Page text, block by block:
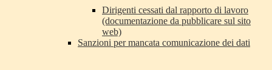
Dirigenti cessati dal rapporto di lavoro
(documentazione da pubblicare sul sito
web)
Sanzioni per mancata comunicazione dei dati